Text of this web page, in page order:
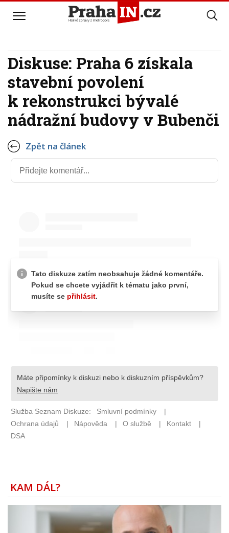
Diskuse: Praha 6 získala
stavební povolení
k rekonstrukci bývalé
nádražní budovy v Bubenči
Zpět na článek
KAM DÁL?